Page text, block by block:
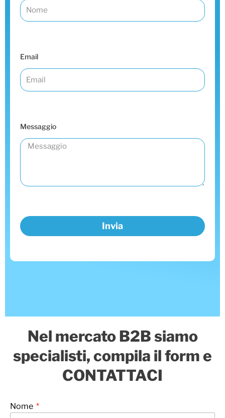
Email
Messaggio
Invia
Nel mercato B2B siamo
specialisti, compila il form e
CONTATTACI
Nome